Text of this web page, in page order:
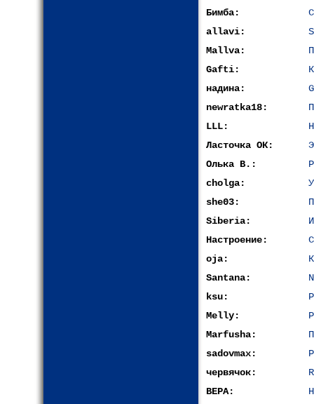
Бимба:
allavi:
Mallva:
Gafti:
надина:
newratka18:
LLL:
Ласточка ОК:
Олька В.:
cholga:
she03:
Siberia:
Настроение:
oja:
Santana:
ksu:
Melly:
Marfusha:
sadovmax:
червячок:
ВЕРА: